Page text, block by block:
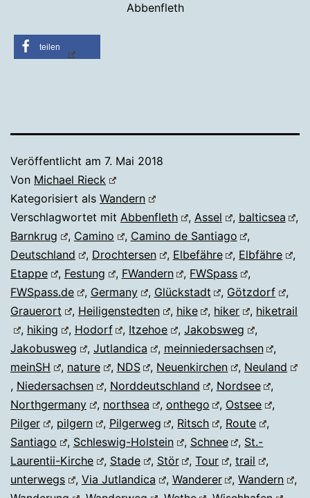
Abbenfleth
teilen
Veröffentlicht am 7. Mai 2018
Von Michael Rieck
Kategorisiert als Wandern
Verschlagwortet mit Abbenfleth , Assel , balticsea
,
Barnkrug
, Camino , Camino de Santiago
,
Deutschland
, Drochtersen , Elbefähre , Elbfähre
,
Etappe
, Festung , FWandern , FWSpass
,
FWSpass.de
, Germany , Glückstadt , Götzdorf
,
Grauerort
, Heiligenstedten , hike , hiker , hiketrail
, hiking , Hodorf , Itzehoe ,Jakobsweg
,
Jakobusweg
, Jutlandica , meinniedersachsen
,
meinSH
, nature , NDS , Neuenkirchen , Neuland
, Niedersachsen , Norddeutschland , Nordsee
,
Northgermany
, northsea , onthego , Ostsee
,
Pilger
, pilgern , Pilgerweg , Ritsch , Route
,
Santiago
, Schleswig-Holstein , Schnee , St.-
Laurentii-Kirche
, Stade , Stör ,Tour ,trail
,
unterwegs
, Via Jutlandica , Wanderer ,Wandern
,